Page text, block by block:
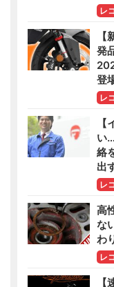
レ
発
登
レ
い
絡
出
レ
高
な
わ
レ